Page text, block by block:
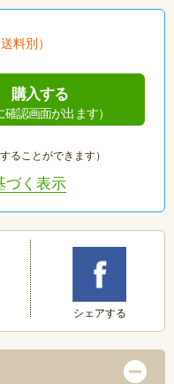
料別）
購入する
確認画面が出ます）
ることができます）
づく表示
シェアする